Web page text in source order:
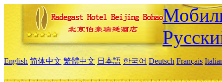
English 简体中文 繁體中文 日本語 한국어 Deutsch Français